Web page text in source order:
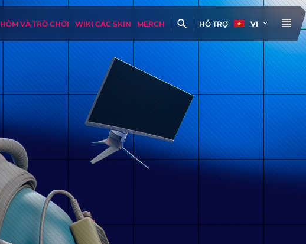
HÒM VÀ TRÒ CHƠI WIKI CÁC SKIN MERCH HỖ TRỢ VI